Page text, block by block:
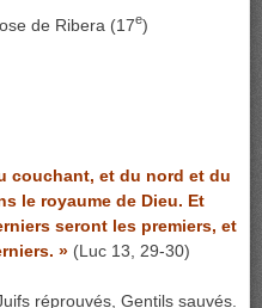
de Ribera (17e)
couchant, et du nord et du
le royaume de Dieu. Et
seront les premiers, et
» (Luc 13, 29-30)
réprouvés, Gentils sauvés.